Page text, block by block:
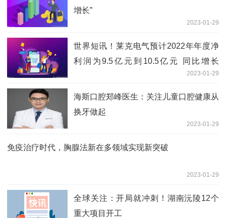
增长”
2023-01-29
世界短讯！莱克电气预计2022年年度净
利润为9.5亿元到10.5亿元 同比增长
2023-01-29
海斯口腔郑峰医生：关注儿童口腔健康从
换牙做起
2023-01-29
免疫治疗时代，胸腺法新在多领域实现新突破
2023-01-29
全球关注：开局就冲刺！湖南沅陵12个
重大项目开工